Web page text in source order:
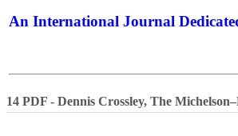
An International Journal
The Elite
14 PDF - Dennis Crossley, The